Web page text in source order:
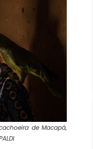
de Macapá,